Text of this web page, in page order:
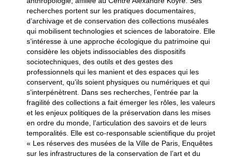
recherches portent sur les pratiques documentaires,
d’archivage et de conservation des collections muséales
qui mobilisent technologies et sciences de laboratoire. Elle
s’intéresse à une approche écologique du patrimoine qui
considère les objets indissociables des dispositifs
sociotechniques, des outils et des gestes des
professionnels qui les manient et des espaces qui les
conservent, qu’ils soient physiques ou numériques et qui
s’interpénètrent. Dans ses recherches, l’entrée par la
fragilité des collections a fait émerger les rôles, les valeurs
et les enjeux politiques de la préservation dans les mises
en ordre du monde, l’articulation des savoirs et de leurs
temporalités. Elle est co-responsable scientifique du projet
« Les réserves des musées de la Ville de Paris, Enquêtes
sur les infrastructures de la conservation de l’art et du